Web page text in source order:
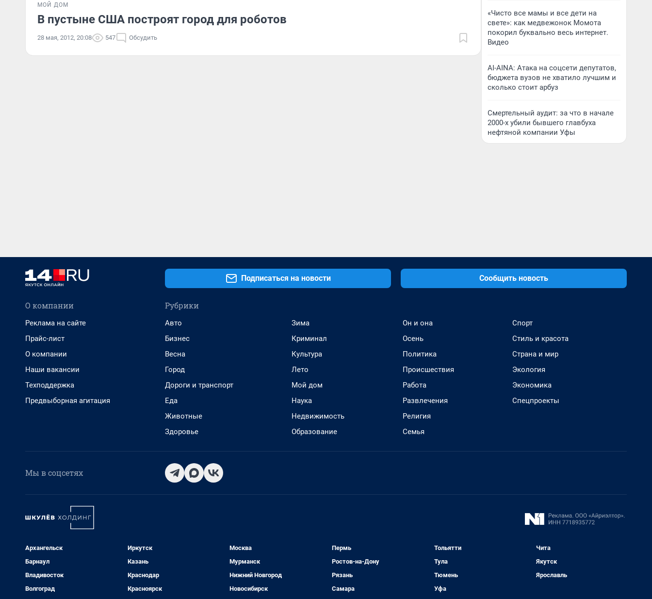
МОЙ ДОМ
В пустыне США построят город для роботов
28 мая, 2012, 20:08 547 Обсудить
«Чисто все мамы и все дети на
свете»: как медвежонок Момота
покорил буквально весь интернет.
Видео
AI-AINA: Атака на соцсети депутатов,
бюджета вузов не хватило лучшим и
сколько стоит арбуз
Смертельный аудит: за что в начале
2000-х убили бывшего главбуха
нефтяной компании Уфы
Подписаться на новости Сообщить новость
О компании
Реклама на сайте
Прайс-лист
О компании
Наши вакансии
Техподдержка
Предвыборная агитация
Рубрики
Авто
Бизнес
Весна
Город
Дороги и транспорт
Еда
Животные
Здоровье
Зима
Криминал
Культура
Лето
Мой дом
Наука
Недвижимость
Образование
Он и она
Осень
Политика
Происшествия
Работа
Развлечения
Религия
Семья
Спорт
Стиль и красота
Страна и мир
Экология
Экономика
Спецпроекты
Мы в соцсетях
Архангельск
Барнаул
Владивосток
Волгоград
Иркутск
Казань
Краснодар
Красноярск
Москва
Мурманск
Нижний Новгород
Новосибирск
Пермь
Ростов-на-Дону
Рязань
Самара
Тольятти
Тула
Тюмень
Уфа
Чита
Якутск
Ярославль